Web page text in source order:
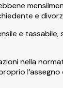
e
e
nella